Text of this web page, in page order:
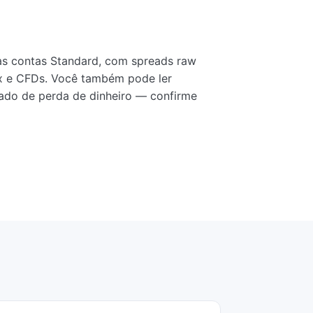
contas Standard, com spreads raw
CFDs. Você também pode ler
de perda de dinheiro — confirme